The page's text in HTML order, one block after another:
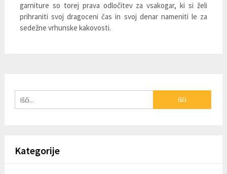
garniture so torej prava odločitev za vsakogar, ki si želi
prihraniti svoj dragoceni čas in svoj denar nameniti le za
sedežne vrhunske kakovosti.
Kategorije